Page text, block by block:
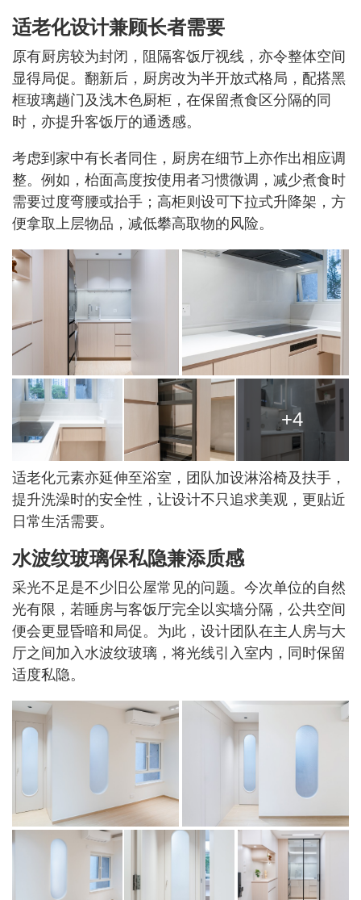
适老化设计兼顾长者需要
原有厨房较为封闭，阻隔客饭厅视线，亦令整体空间
显得局促。翻新后，厨房改为半开放式格局，配搭黑
框玻璃趟门及浅木色厨柜，在保留煮食区分隔的同
时，亦提升客饭厅的通透感。
考虑到家中有长者同住，厨房在细节上亦作出相应调
整。例如，枱面高度按使用者习惯微调，减少煮食时
需要过度弯腰或抬手；高柜则设可下拉式升降架，方
便拿取上层物品，减低攀高取物的风险。
+4
适老化元素亦延伸至浴室，团队加设淋浴椅及扶手，
提升洗澡时的安全性，让设计不只追求美观，更贴近
日常生活需要。
水波纹玻璃保私隐兼添质感
采光不足是不少旧公屋常见的问题。今次单位的自然
光有限，若睡房与客饭厅完全以实墙分隔，公共空间
便会更显昏暗和局促。为此，设计团队在主人房与大
厅之间加入水波纹玻璃，将光线引入室内，同时保留
适度私隐。